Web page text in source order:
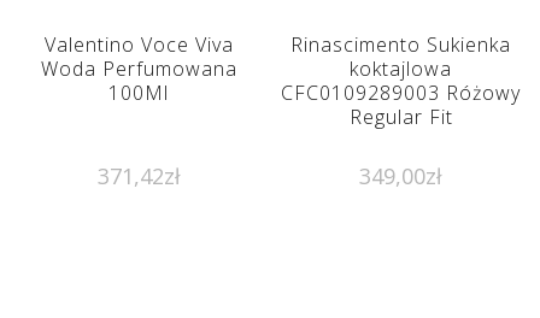
Valentino Voce Viva
Woda Perfumowana
100Ml
371,42zł
Rinascimento Sukienka
koktajlowa
CFC0109289003 Różowy
Regular Fit
349,00zł